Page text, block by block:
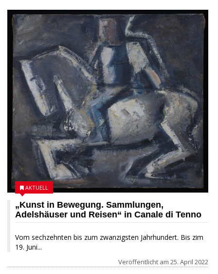
„Kunst in Bewegung. Sammlungen,
Adelshäuser und Reisen“ in Canale di Tenno
Vom sechzehnten bis zum zwanzigsten Jahrhundert. Bis zim
19. Juni...
AKTUELL
Veröffentlicht am 25. April 2022